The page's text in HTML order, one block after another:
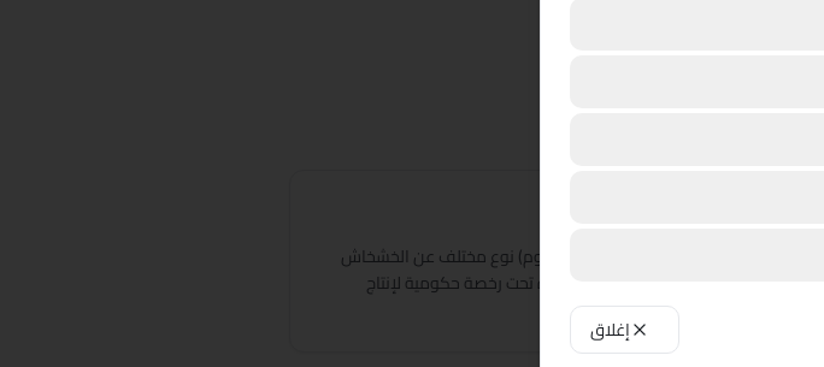
خشخاش الأفيون (بابافر سومنيفيروم) نوع مختلف عن الخشخاش
الأحمر للزينة — وبيتزرع لحد النهارده تحت رخصة حكومية لإنتاج
الكوديين والمورفين.
إغلاق